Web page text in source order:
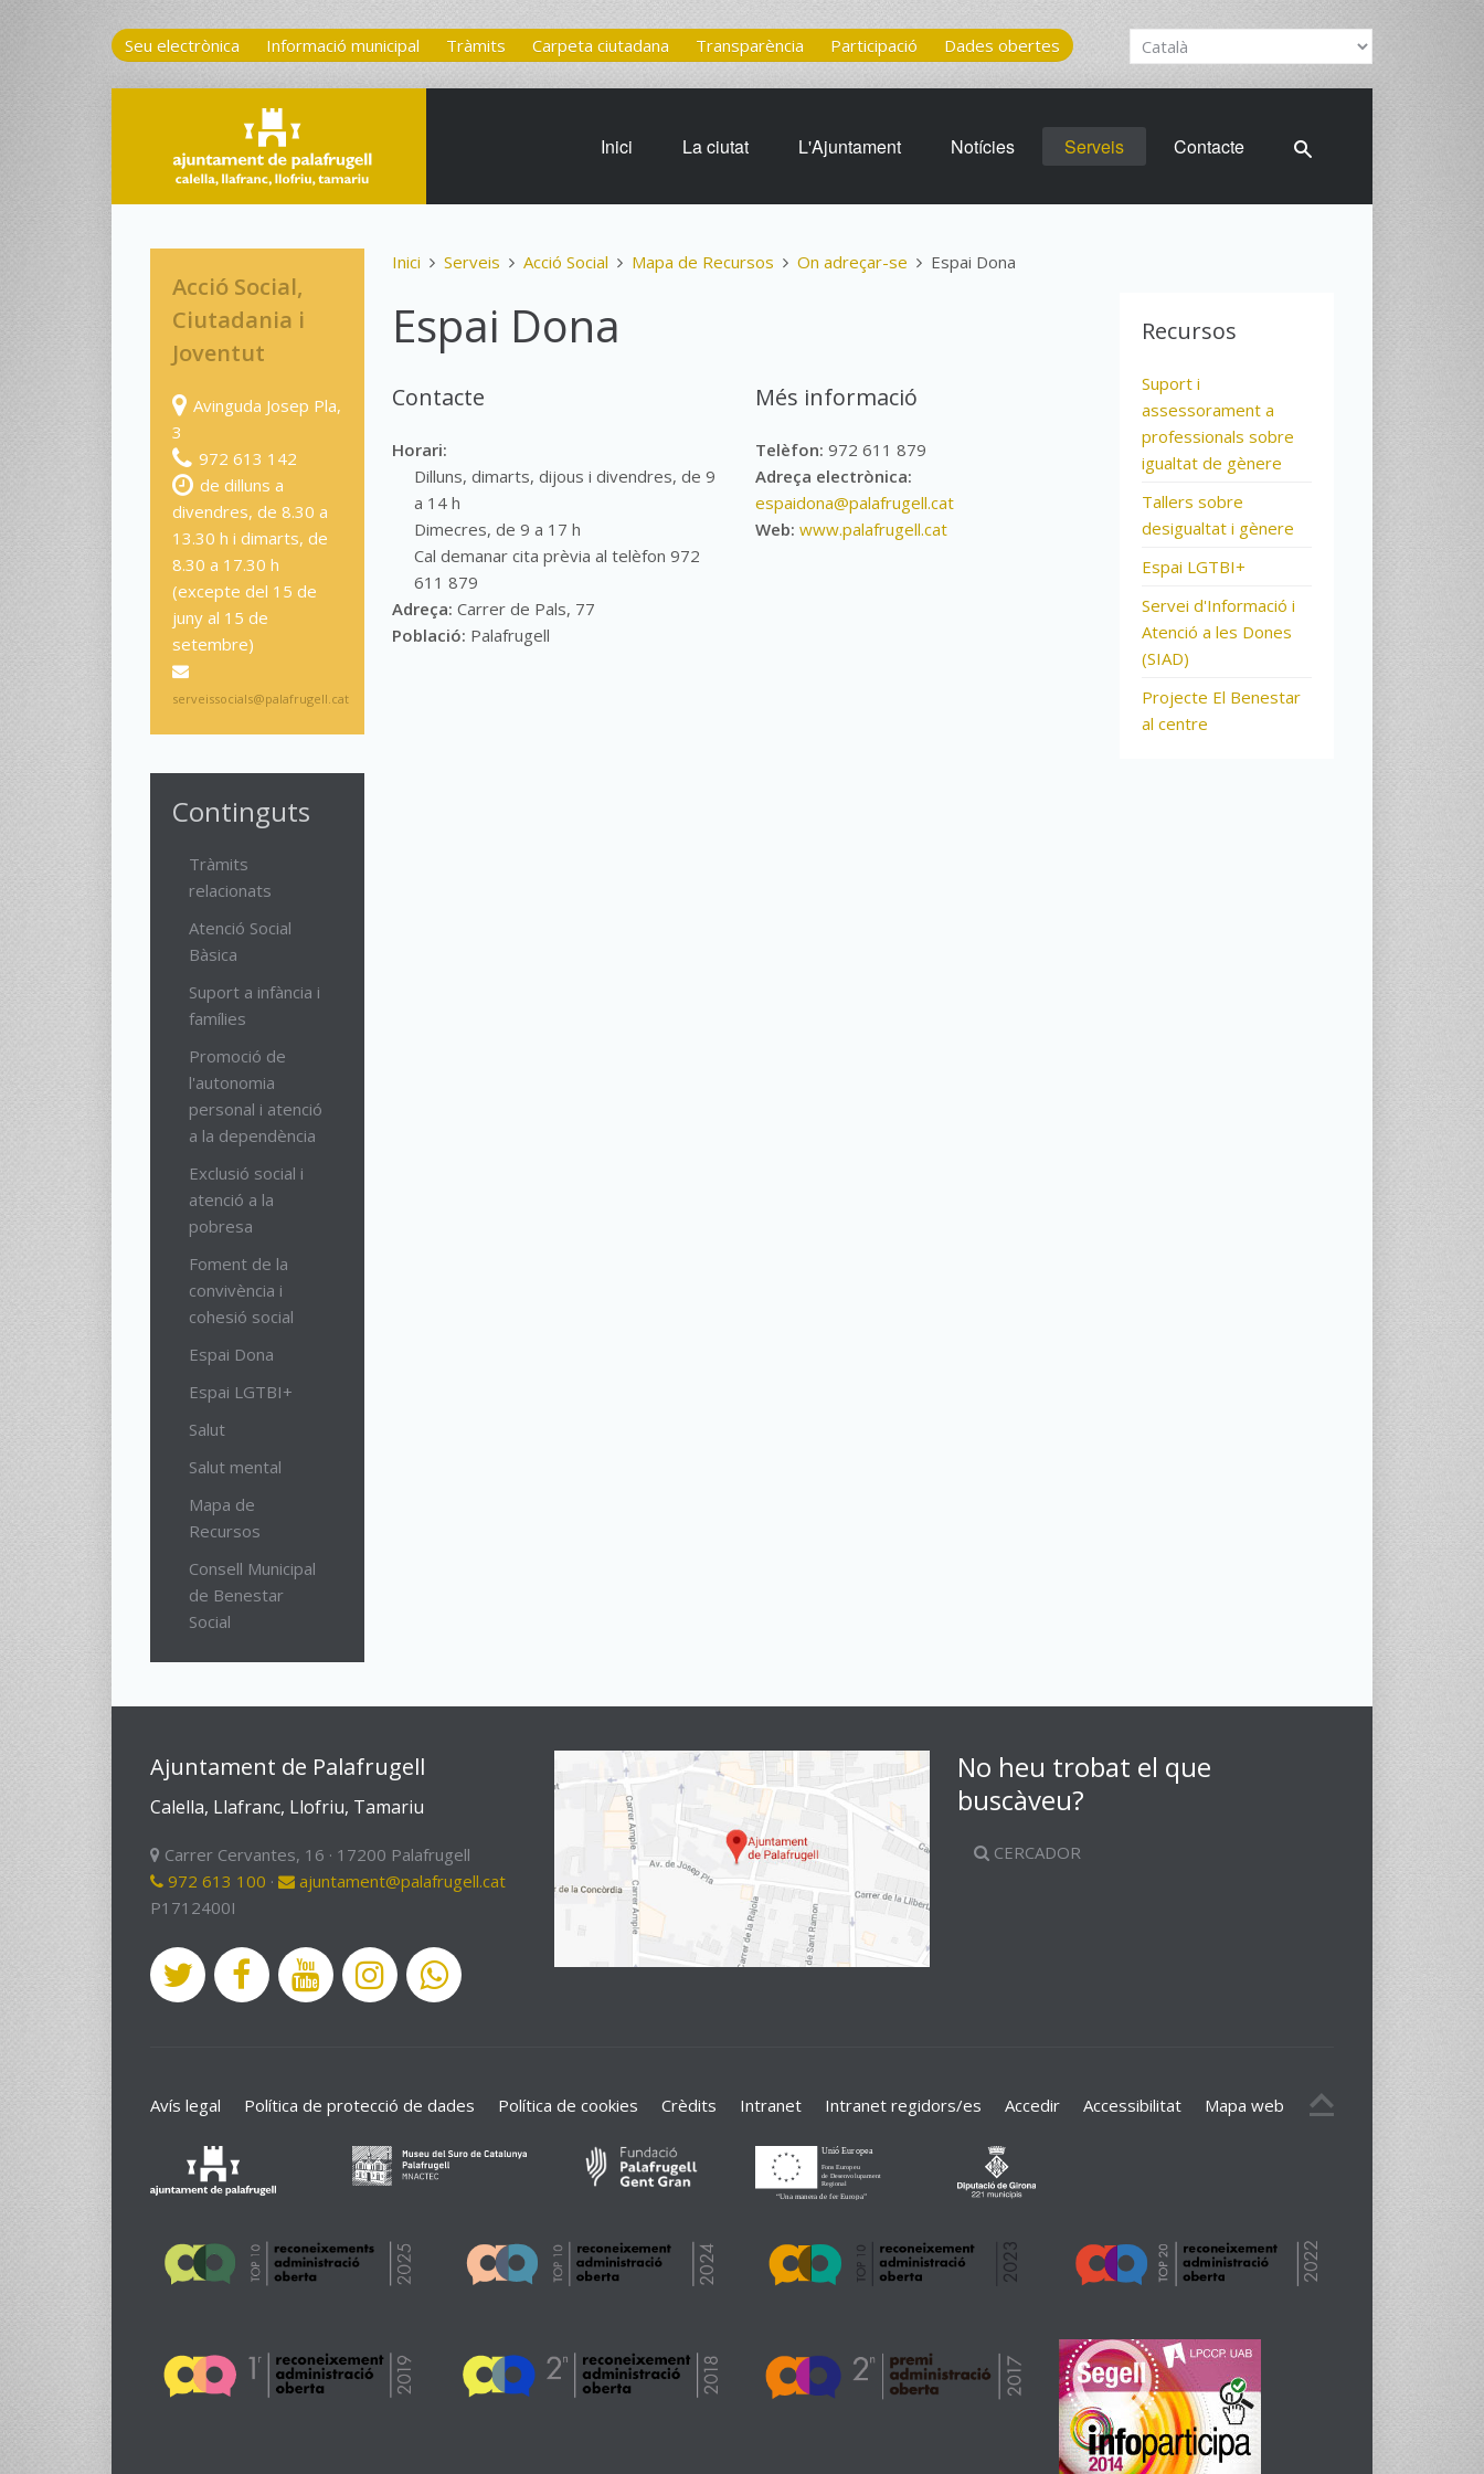
Seu electrònica Informació municipal Tràmits Carpeta ciutadana Transparència Participació Dades obertes
Inici La ciutat L'Ajuntament Notícies Serveis Contacte
Inici Serveis Acció Social Mapa de Recursos On adreçar-se Espai Dona
Espai Dona
Contacte
Horari:
Dilluns, dimarts, dijous i divendres, de 9
a 14 h
Dimecres, de 9 a 17 h
Cal demanar cita prèvia al telèfon 972
611 879
Adreça:Carrer de Pals, 77
Població: Palafrugell
Més informació
Telèfon:972 611 879
Adreça electrònica:
espaidona@palafrugell.cat
Web:www.palafrugell.cat
Recursos
Suport i
assessorament a
professionals sobre
igualtat de gènere
Tallers sobre
desigualtat i gènere
Espai LGTBI+
Servei d'Informació i
Atenció a les Dones
(SIAD)
Projecte El Benestar
al centre
Acció Social,
Ciutadania i
Joventut
Avinguda Josep Pla,
3
972 613 142
de dilluns a
divendres, de 8.30 a
13.30 h i dimarts, de
8.30 a 17.30 h
(excepte del 15 de
juny al 15 de
setembre)
serveissocials@palafrugell.cat
Continguts
Tràmits
relacionats
Atenció Social
Bàsica
Suport a infància i
famílies
Promoció de
l'autonomia
personal i atenció
a la dependència
Exclusió social i
atenció a la
pobresa
Foment de la
convivència i
cohesió social
Espai Dona
Espai LGTBI+
Salut
Salut mental
Mapa de
Recursos
Consell Municipal
de Benestar
Social
Ajuntament de Palafrugell
Calella, Llafranc, Llofriu, Tamariu
Carrer Cervantes, 16 · 17200 Palafrugell
972 613 100 ·
ajuntament@palafrugell.cat
P1712400I
No heu trobat el que
buscàveu?
CERCADOR
Avís legal Política de protecció de dades Política de cookies Crèdits Intranet Intranet regidors/es Accedir Accessibilitat Mapa web